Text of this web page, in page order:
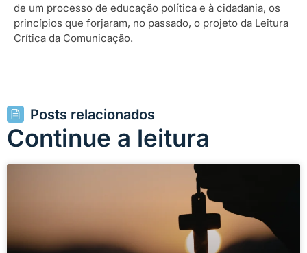
de um processo de educação política e à cidadania, os
princípios que forjaram, no passado, o projeto da Leitura
Crítica da Comunicação.
Posts relacionados
Continue a leitura